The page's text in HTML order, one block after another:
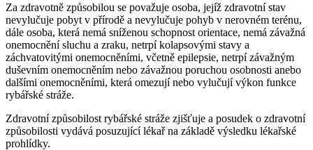
Za zdravotně způsobilou se považuje osoba, jejíž zdravotní stav
nevylučuje pobyt v přírodě a nevylučuje pohyb v nerovném terénu,
dále osoba, která nemá sníženou schopnost orientace, nemá závažná
onemocnění sluchu a zraku, netrpí kolapsovými stavy a
záchvatovitými onemocněními, včetně epilepsie, netrpí závažným
duševním onemocněním nebo závažnou poruchou osobnosti anebo
dalšími onemocněními, která omezují nebo vylučují výkon funkce
rybářské stráže.
Zdravotní způsobilost rybářské stráže zjišťuje a posudek o zdravotní
způsobilosti vydává posuzující lékař na základě výsledku lékařské
prohlídky.